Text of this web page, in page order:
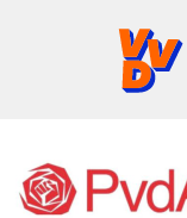
VVD.nl -